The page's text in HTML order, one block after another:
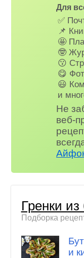
Для
✅
📌
🤩
🤓
😗
😋
😃
и
Не
веб-
Гренки из
Подборка
и